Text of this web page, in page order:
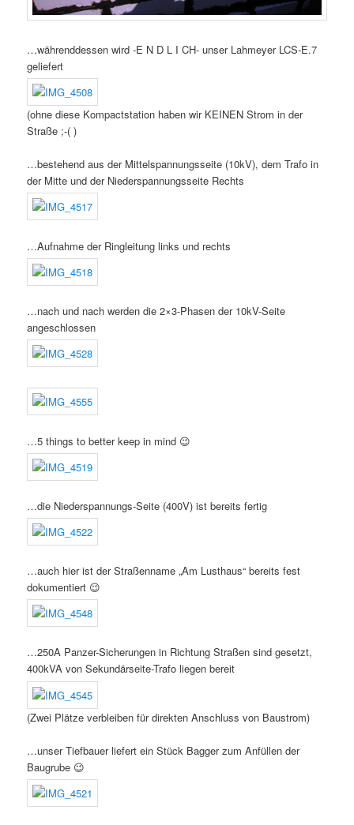
…währenddessen wird -E N D L I CH- unser Lahmeyer LCS-E.7
geliefert
(ohne diese Kompactstation haben wir KEINEN Strom in der
Straße ;-( )
…bestehend aus der Mittelspannungsseite (10kV), dem Trafo in
der Mitte und der Niederspannungsseite Rechts
…Aufnahme der Ringleitung links und rechts
…nach und nach werden die 2×3-Phasen der 10kV-Seite
angeschlossen
…5 things to better keep in mind 😉
…die Niederspannungs-Seite (400V) ist bereits fertig
…auch hier ist der Straßenname „Am Lusthaus“ bereits fest
dokumentiert 😉
…250A Panzer-Sicherungen in Richtung Straßen sind gesetzt,
400kVA von Sekundärseite-Trafo liegen bereit
(Zwei Plätze verbleiben für direkten Anschluss von Baustrom)
…unser Tiefbauer liefert ein Stück Bagger zum Anfüllen der
Baugrube 😉